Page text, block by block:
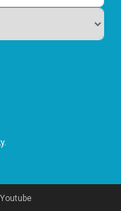
Youtube